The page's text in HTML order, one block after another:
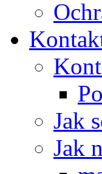
Jak
Jak